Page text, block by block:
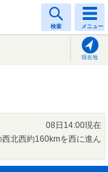
検索 メニュー
現在地
08日14:00現在
北西約160kmを西に進ん